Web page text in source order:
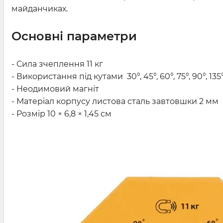
майданчиках.
Основні параметри
- Сила зчеплення 11 кг
- Використання під кутами 30°, 45°, 60°, 75°, 90°,
- Неодимовий магніт
- Матеріал корпусу листова сталь завтовшки 2 мм
- Розмір 10 × 6,8 × 1,45 см